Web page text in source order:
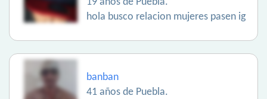
hola busco relacion mujeres pasen ig
banban
41 años de Puebla.